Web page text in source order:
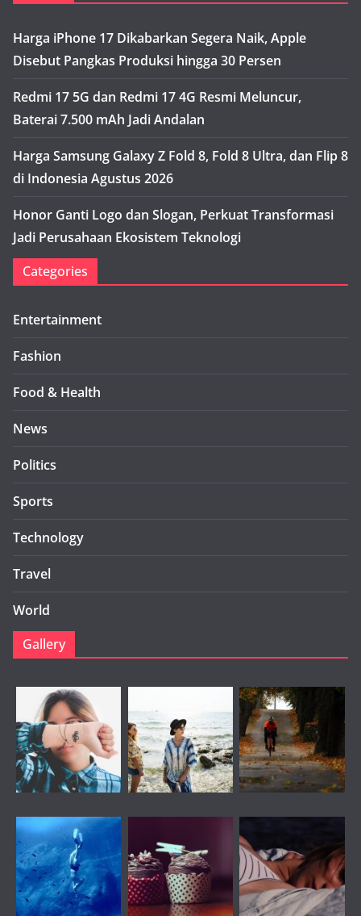
Harga iPhone 17 Dikabarkan Segera Naik, Apple
Disebut Pangkas Produksi hingga 30 Persen
Redmi 17 5G dan Redmi 17 4G Resmi Meluncur,
Baterai 7.500 mAh Jadi Andalan
Harga Samsung Galaxy Z Fold 8, Fold 8 Ultra, dan Flip 8
di Indonesia Agustus 2026
Honor Ganti Logo dan Slogan, Perkuat Transformasi
Jadi Perusahaan Ekosistem Teknologi
Categories
Entertainment
Fashion
Food & Health
News
Politics
Sports
Technology
Travel
World
Gallery